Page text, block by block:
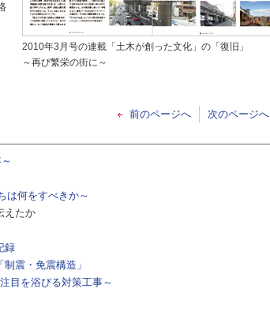
2010年3月号の連載「土木が創った文化」の「復旧」
～再び繁栄の街に～
前のページへ 次のページへ
何をすべきか～
えたか
録
震・免震構造」
目を浴びる対策工事～